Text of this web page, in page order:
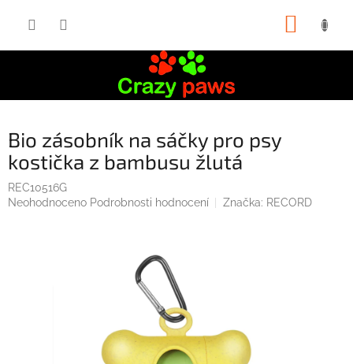
Bio zásobník na sáčky pro psy
kostička z bambusu žlutá
REC10516G
Průměrné
Neohodnoceno Podrobnosti hodnocení Značka: RECORD